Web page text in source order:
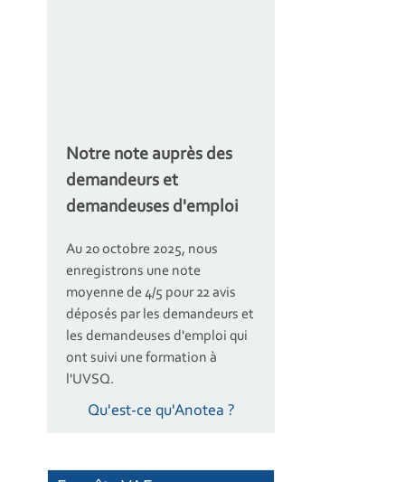
Notre note auprès des
demandeurs et
demandeuses d'emploi
Au 20 octobre 2025, nous
enregistrons une note
moyenne de 4/5 pour 22 avis
déposés par les demandeurs et
les demandeuses d'emploi qui
ont suivi une formation à
l'UVSQ.
Qu'est-ce qu'Anotea ?